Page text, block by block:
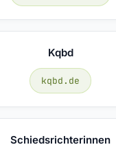
Kqbd
kqbd.de
Schiedsrichterinnen